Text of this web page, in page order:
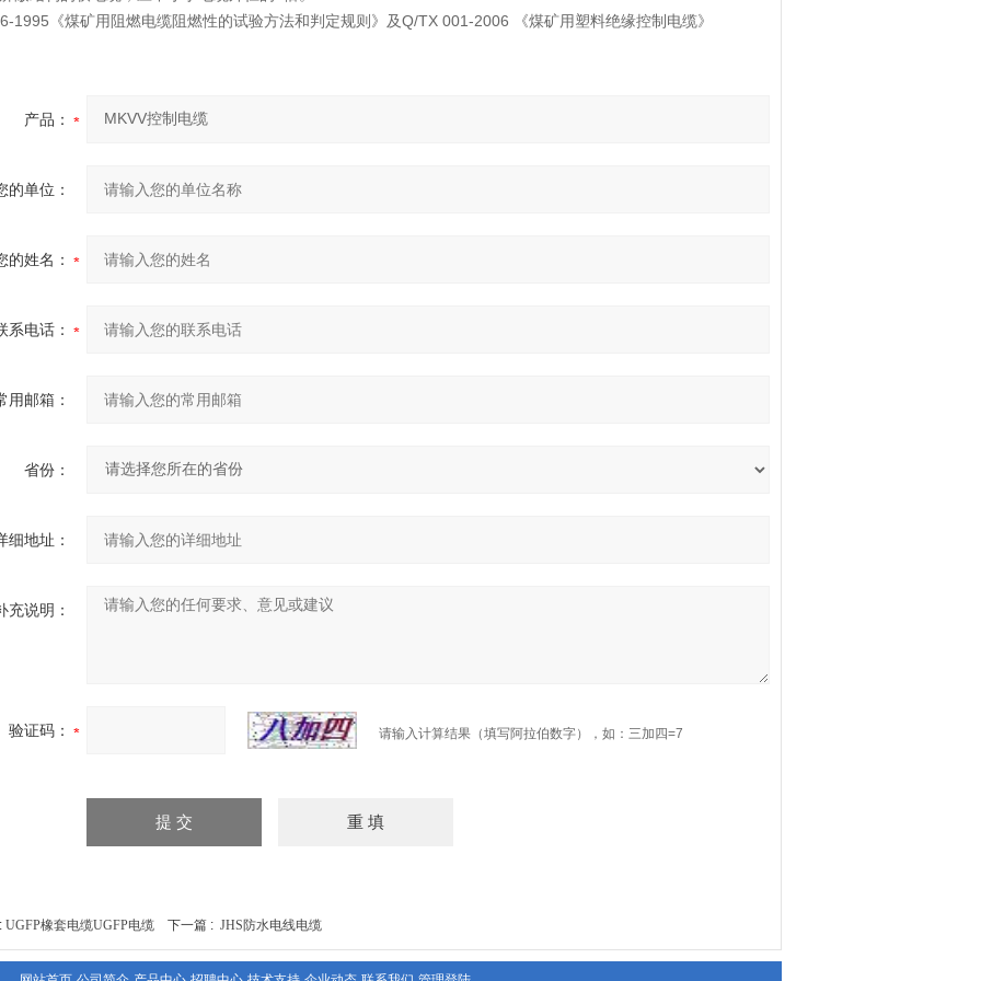
1995《煤矿用阻燃电缆阻燃性的试验方法和判定规则》及Q/TX 001-2006 《煤矿用塑料绝缘控制电缆》
产品：
的单位：
的姓名：
系电话：
用邮箱：
省份：
细地址：
充说明：
验证码： 请输入计算结果（填写阿拉伯数字），如：三加四=7
UGFP橡套电缆UGFP电缆 下一篇 : JHS防水电线电缆